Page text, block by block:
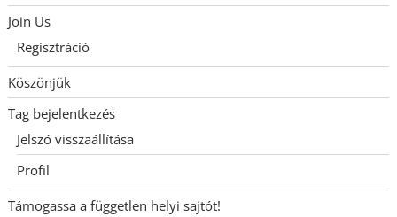
Join Us
Regisztráció
Köszönjük
Tag bejelentkezés
Jelszó visszaállítása
Profil
Támogassa a független helyi sajtót!